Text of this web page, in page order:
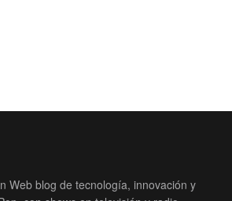
Web blog de tecnología, innovación y